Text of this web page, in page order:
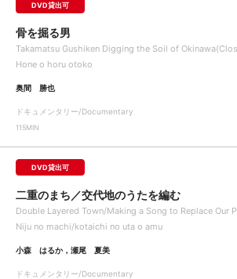
DVD貸出可
骨を掘る男
Takamatsu Gushiken Digging the Soil of
Hone o horu otoko
奥間 勝也
ドキュメンタリー/Documentary
115MIN
DVD貸出可
二重のまち／交代地のうたを編む
Double Layered Town/Making a Song to Replace Our
Niju no machi/kotaichi no uta o amu
小森 はるか，瀬尾 夏美
ドキュメンタリー/Documentary